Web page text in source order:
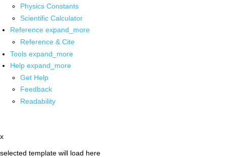
Physics Constants
Scientific Calculator
Reference expand_more
Reference & Cite
Tools expand_more
Help expand_more
Get Help
Feedback
Readability
x
selected template will load here